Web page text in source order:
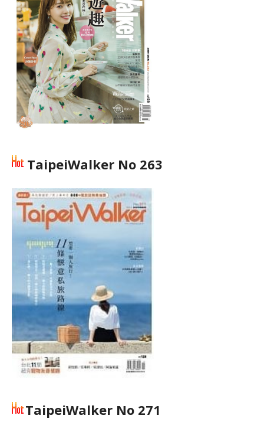
TaipeiWalker No 263
TaipeiWalker No 271